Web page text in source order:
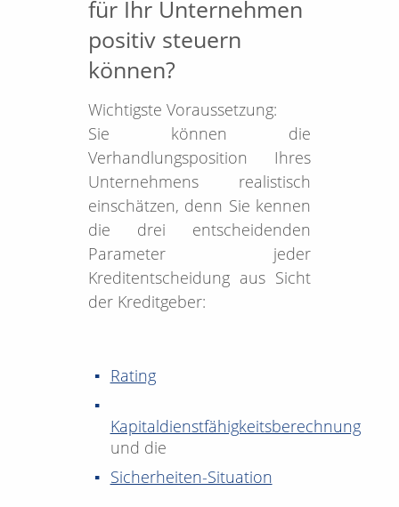
für Ihr Unternehmen
positiv steuern
können?
Wichtigste Voraussetzung:
Sie können die
Verhandlungsposition Ihres
Unternehmens realistisch
einschätzen, denn Sie kennen
die drei entscheidenden
Parameter jeder
Kreditentscheidung aus Sicht
der Kreditgeber:
Rating
Kapitaldienstfähigkeitsberechnung
und die
Sicherheiten-Situation